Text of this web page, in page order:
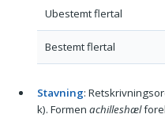
Ubestemt flertal
Bestemt flertal
Stavning:
k). Formen achilleshæl